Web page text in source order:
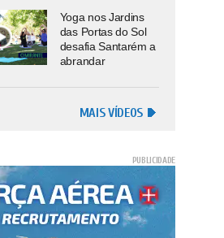
Yoga nos Jardins
das Portas do Sol
desafia Santarém a
abrandar
MAIS VÍDEOS